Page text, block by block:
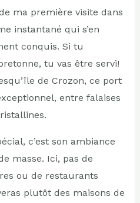
ma première visite dans
instantané qui s’en
conquis. Si tu
tu vas être servi!
de Crozon, ce port
entre falaises
c’est son ambiance
masse. Ici, pas de
ou de restaurants
plutôt des maisons de